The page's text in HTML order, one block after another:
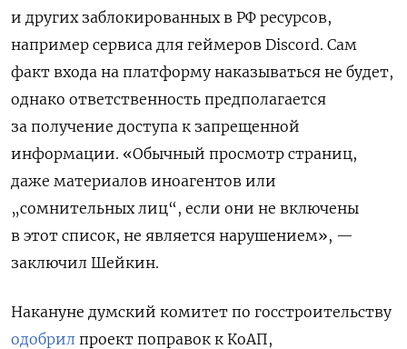
и других заблокированных в РФ ресурсов,
например сервиса для геймеров Discord. Сам
факт входа на платформу наказываться не будет,
однако ответственность предполагается
за получение доступа к запрещенной
информации. «Обычный просмотр страниц,
даже материалов иноагентов или
„сомнительных лиц“, если они не включены
в этот список, не является нарушением», —
заключил Шейкин.
Накануне думский комитет по госстроительству
одобрил проект поправок к КоАП,